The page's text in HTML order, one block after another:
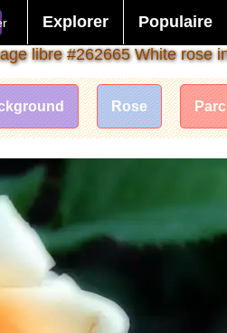
Explorer Populaire
libre #262665 White rose
Rose Parc